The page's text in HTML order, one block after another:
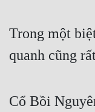
Trong một
quanh cũng
Cổ Bồi